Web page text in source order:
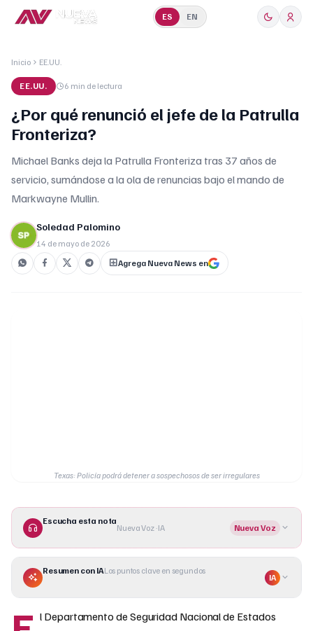
ES EN
Inicio EE.UU.
EE.UU. 6 min de lectura
¿Por qué renunció el jefe de la Patrulla
Fronteriza?
Michael Banks deja la Patrulla Fronteriza tras 37 años de
servicio, sumándose a la ola de renuncias bajo el mando de
Markwayne Mullin.
Soledad Palomino
14 de mayo de 2026
Agrega Nueva News en
Texas: Policía podrá detener a sospechosos de ser irregulares
Escucha esta nota
Nueva Voz · IA Nueva Voz
Resumen con IALos puntos clave en segundos
IA
l Departamento de Seguridad Nacional de Estados